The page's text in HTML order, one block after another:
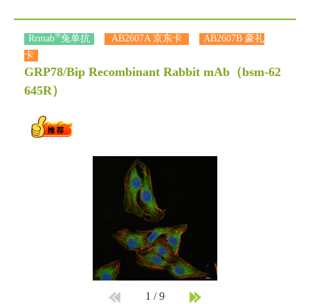
Rrmab®兔单抗 AB2607A 京东卡
AB2607B 豪礼
卡
GRP78/Bip Recombinant Rabbit mAb （bsm-62
645R）
1 /9